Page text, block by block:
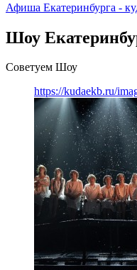
Афиша Екатеринбурга -
Шоу
Советуем Шоу
https://kudaekb.ru/